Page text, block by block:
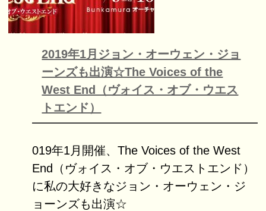
2019年1月ジョン・オーウェン・ジョ
ーンズも出演☆The Voices of the
West End（ヴォイス・オブ・ウエス
トエンド）
019年1月開催、The Voices of the West
End（ヴォイス・オブ・ウエストエンド）
に私の大好きなジョン・オーウェン・ジ
ョーンズも出演☆